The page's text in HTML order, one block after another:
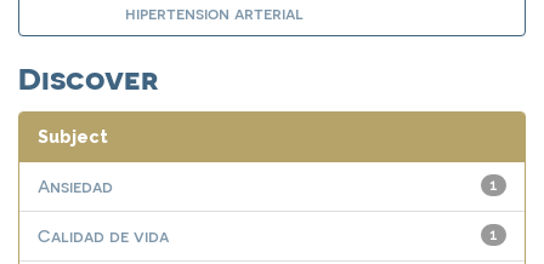
hipertension arterial
Discover
Subject
1
Ansiedad
1
Calidad de vida